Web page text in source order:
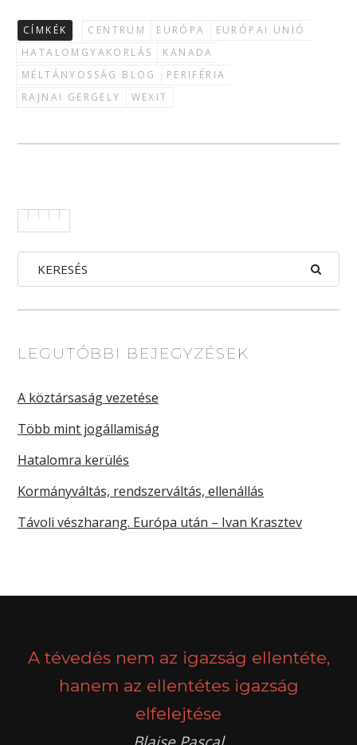
CÍMKÉK CENTRUM EURÓPA
EURÓPAI UNIÓ
HATALOMGYAKORLÁS
KANADA
MÉLTÁNYOSSÁG BLOG
PERIFÉRIA
RAJNAI GERGELY
WEXIT
LEGUTÓBBI BEJEGYZÉSEK
A köztársaság vezetése
Több mint jogállamiság
Hatalomra kerülés
Kormányváltás, rendszerváltás, ellenállás
Távoli vészharang. Európa után – Ivan Krasztev
A tévedés nem az igazság ellentéte,
hanem az ellentétes igazság
elfelejtése